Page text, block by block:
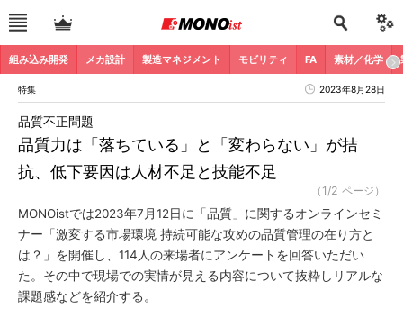
組み込み開発 メカ設計 製造マネジメント モビリティ FA 素材／化学
特集 2023年8月28日
品質力は「落ちている」と「変わらない」が拮
抗、低下要因は人材不足と技能不足
品質不正問題
（1/2 ページ）
MONOistでは2023年7月12日に「品質」に関するオンラインセミ
ナー「激変する市場環境 持続可能な攻めの品質管理の在り方と
は？」を開催し、114人の来場者にアンケートを回答いただい
た。その中で現場での実情が見える内容について抜粋しリアルな
課題感などを紹介する。